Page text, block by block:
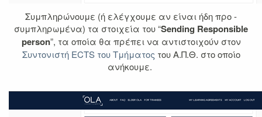
Συμπληρώνουμε (ή ελέγχουμε αν είναι ήδη προ -
συμπληρωμένα) τα στοιχεία του “Sending Responsible
person”, τα οποία θα πρέπει να αντιστοιχούν στον
Συντονιστή ECTS του Τμήματος του Α.Π.Θ. στο οποίο
ανήκουμε.